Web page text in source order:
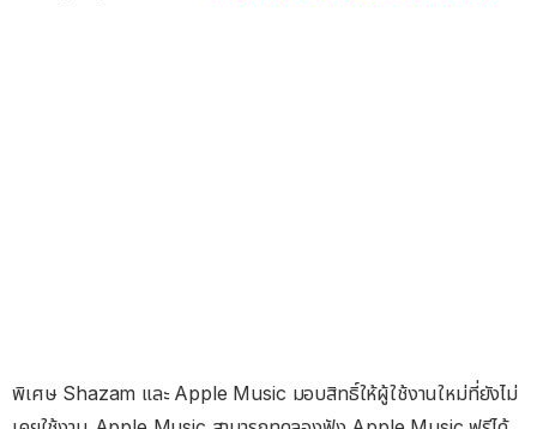
พิเศษ Shazam และ Apple Music มอบสิทธิ์ให้ผู้ใช้งานใหม่ที่ยังไม่